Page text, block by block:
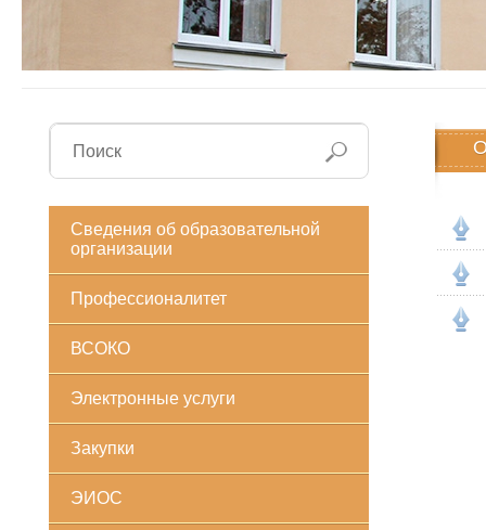
Сведения об образовательной
организации
Профессионалитет
ВСОКО
Электронные услуги
Закупки
ЭИОС